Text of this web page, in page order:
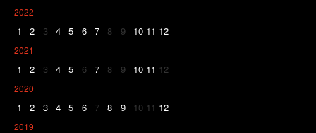
2022
1 2 3 4 5 6 7 8 9 10 11 12
2021
1 2 3 4 5 6 7 8 9 10 11 12
2020
1 2 3 4 5 6 7 8 9 10 11 12
2019